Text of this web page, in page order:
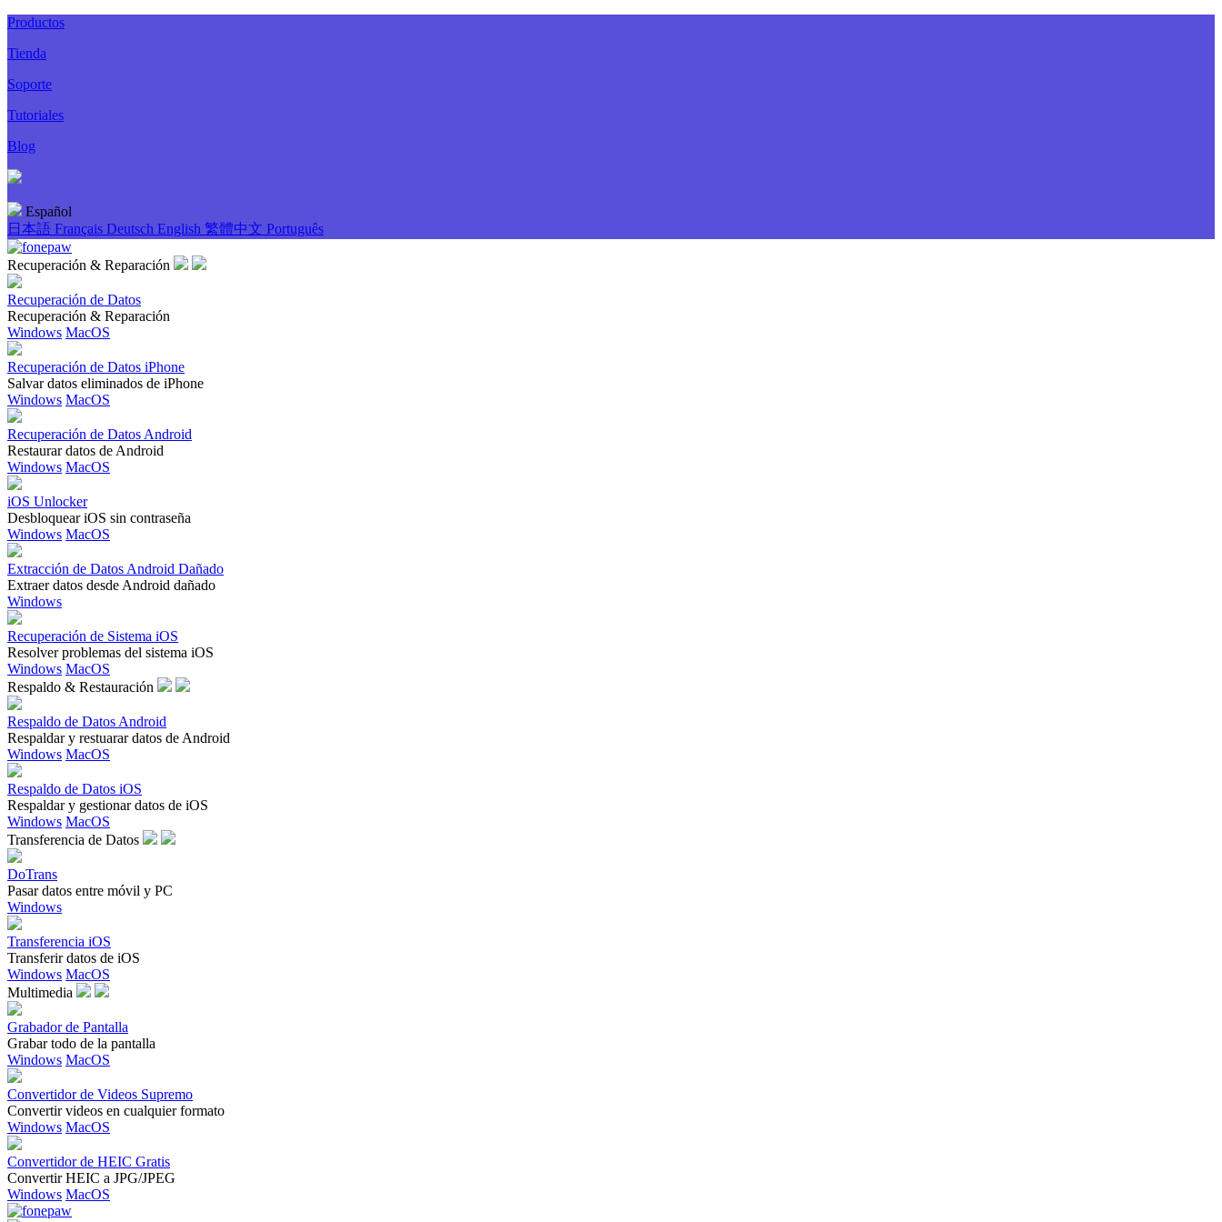
Productos
Tienda
Soporte
Tutoriales
Blog
Español
日本語 Français Deutsch English 繁體中文 Português
Recuperación & Reparación
Recuperación de Datos
Recuperación & Reparación
Windows MacOS
Recuperación de Datos iPhone
Salvar datos eliminados de iPhone
Windows MacOS
Recuperación de Datos Android
Restaurar datos de Android
Windows MacOS
iOS Unlocker
Desbloquear iOS sin contraseña
Windows MacOS
Extracción de Datos Android Dañado
Extraer datos desde Android dañado
Windows
Recuperación de Sistema iOS
Resolver problemas del sistema iOS
Windows MacOS
Respaldo & Restauración
Respaldo de Datos Android
Respaldar y restuarar datos de Android
Windows MacOS
Respaldo de Datos iOS
Respaldar y gestionar datos de iOS
Windows MacOS
Transferencia de Datos
DoTrans
Pasar datos entre móvil y PC
Windows
Transferencia iOS
Transferir datos de iOS
Windows MacOS
Multimedia
Grabador de Pantalla
Grabar todo de la pantalla
Windows MacOS
Convertidor de Videos Supremo
Convertir videos en cualquier formato
Windows MacOS
Convertidor de HEIC Gratis
Convertir HEIC a JPG/JPEG
Windows MacOS